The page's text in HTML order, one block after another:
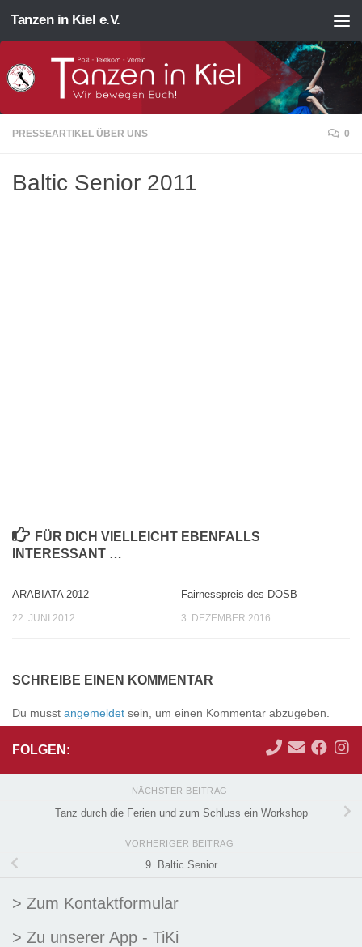
Zum Inhalt springen
Tanzen in Kiel e.V.
PRESSEARTIKEL ÜBER UNS 0
Baltic Senior 2011
FÜR DICH VIELLEICHT EBENFALLS
INTERESSANT …
ARABIATA 2012
22. JUNI 2012
Fairnesspreis des DOSB
3. DEZEMBER 2016
SCHREIBE EINEN KOMMENTAR
Du musst angemeldet sein, um einen Kommentar abzugeben.
FOLGEN:
NÄCHSTER BEITRAG
Tanz durch die Ferien und zum Schluss ein Workshop
VORHERIGER BEITRAG
9. Baltic Senior
> Zum Kontaktformular
> Zu unserer App - TiKi